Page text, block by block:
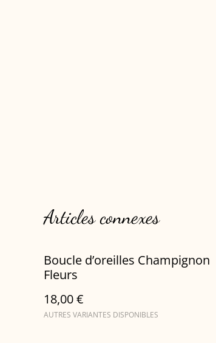
Articles connexes
Boucle d’oreilles Champignon
Fleurs
18,00 €
AUTRES VARIANTES DISPONIBLES